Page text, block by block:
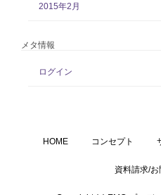
2015年2月
メタ情報
ログイン
HOME コンセプト
資料請求/